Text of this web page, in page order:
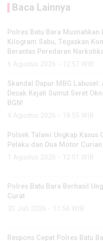
Baca Lainnya
Polres Batu Bara Musnahkan
Kilogram Sabu, Tegaskan
Berantas Peredaran
Skandal Dapur MBG Labusel:
Desak Kejati Sumut Seret
BGN!
Polsek Talawi Ungkap Kasus
Pelaku dan Dua Motor
Polres Batu Bara Berhasil
Curat
Respons Cepat Polres Batu